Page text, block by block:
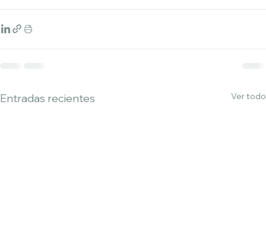
Entradas recientes Ver todo